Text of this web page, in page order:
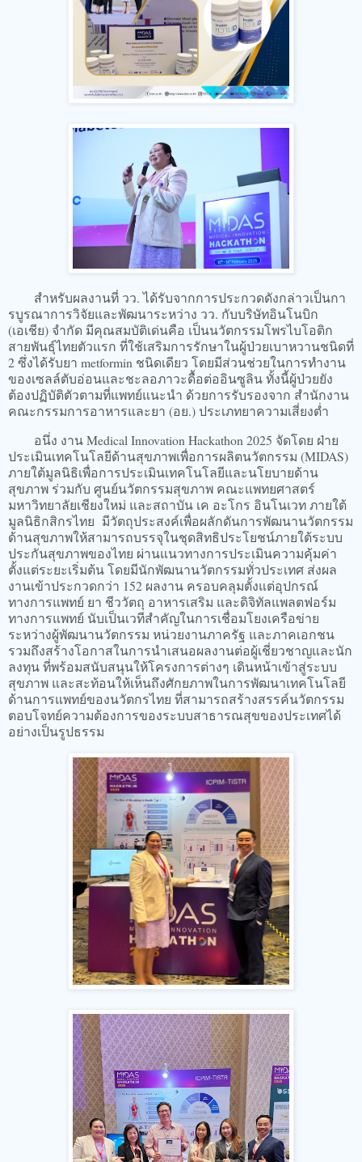
สำหรับผลงานที่ วว. ได้รับจากการประกวดดังกล่าวเป็นกา
รบูรณาการวิจัยและพัฒนาระหว่าง วว. กับบริษัทอินโนบิก
(เอเชีย) จำกัด มีคุณสมบัติเด่นคือ เป็นนวัตกรรมโพรไบโอติก
สายพันธุ์ไทยตัวแรก ที่ใช้เสริมการรักษาในผู้ป่วยเบาหวานชนิดที่
2 ซึ่งได้รับยา metformin ชนิดเดียว โดยมีส่วนช่วยในการทำงาน
ของเซลล์ตับอ่อนและชะลอภาวะดื้อต่ออินซูลิน ทั้งนี้ผู้ป่วยยัง
ต้องปฏิบัติตัวตามที่แพทย์แนะนำ ด้วยการรับรองจาก สำนักงาน
คณะกรรมการอาหารและยา (อย.) ประเภทยาความเสี่ยงต่ำ
อนึ่ง งาน Medical Innovation Hackathon 2025 จัดโดย ฝ่าย
ประเมินเทคโนโลยีด้านสุขภาพเพื่อการผลิตนวัตกรรม (MIDAS)
ภายใต้มูลนิธิเพื่อการประเมินเทคโนโลยีและนโยบายด้าน
สุขภาพ ร่วมกับ ศูนย์นวัตกรรมสุขภาพ คณะแพทยศาสตร์
มหาวิทยาลัยเชียงใหม่ และสถาบัน เค อะโกร อินโนเวท ภายใต้
มูลนิธิกสิกรไทย มีวัตถุประสงค์เพื่อผลักดันการพัฒนานวัตกรรม
ด้านสุขภาพให้สามารถบรรจุในชุดสิทธิประโยชน์ภายใต้ระบบ
ประกันสุขภาพของไทย ผ่านแนวทางการประเมินความคุ้มค่า
ตั้งแต่ระยะเริ่มต้น โดยมีนักพัฒนานวัตกรรมทั่วประเทศ ส่งผล
งานเข้าประกวดกว่า 152 ผลงาน ครอบคลุมตั้งแต่อุปกรณ์
ทางการแพทย์ ยา ชีววัตถุ อาหารเสริม และดิจิทัลแพลตฟอร์ม
ทางการแพทย์ นับเป็นเวทีสำคัญในการเชื่อมโยงเครือข่าย
ระหว่างผู้พัฒนานวัตกรรม หน่วยงานภาครัฐ และภาคเอกชน
รวมถึงสร้างโอกาสในการนำเสนอผลงานต่อผู้เชี่ยวชาญและนัก
ลงทุน ที่พร้อมสนับสนุนให้โครงการต่างๆ เดินหน้าเข้าสู่ระบบ
สุขภาพ และสะท้อนให้เห็นถึงศักยภาพในการพัฒนาเทคโนโลยี
ด้านการแพทย์ของนวัตกรไทย ที่สามารถสร้างสรรค์นวัตกรรม
ตอบโจทย์ความต้องการของระบบสาธารณสุขของประเทศได้
อย่างเป็นรูปธรรม